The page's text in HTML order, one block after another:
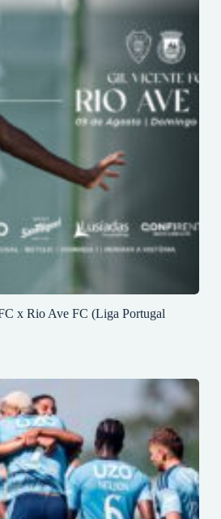
x Rio Ave FC (Liga Portugal